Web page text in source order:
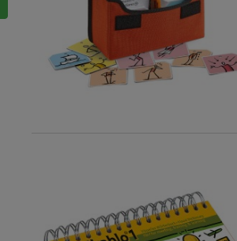
1 724,00 zł
Najniższa cena:
1 724,00 zł
Do koszyka